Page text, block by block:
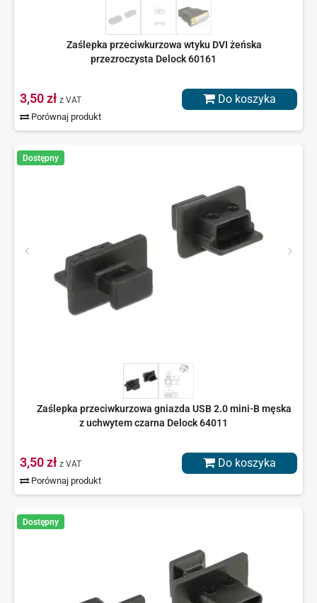
Zaślepka przeciwkurzowa wtyku DVI żeńska
przezroczysta Delock 60161
3,50 zł z VAT
Porównaj produkt
Do koszyka
Dostępny
Zaślepka przeciwkurzowa gniazda USB 2.0 mini-B męska
z uchwytem czarna Delock 64011
3,50 zł z VAT
Porównaj produkt
Do koszyka
Dostępny